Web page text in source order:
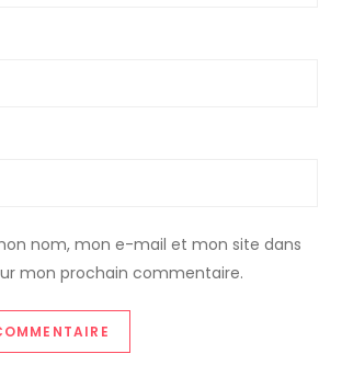
nom, mon e-mail et mon site dans
mon prochain commentaire.